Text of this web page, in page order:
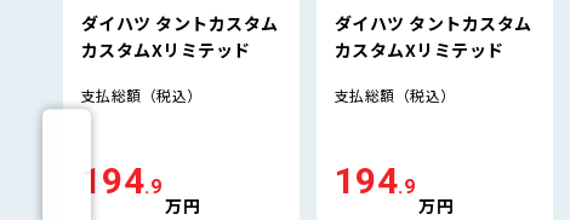
ダイハツ タントカスタム
カスタムXリミテッド
支払総額 （税込）
194.9
万円
ダイハツ タントカスタム
カスタムXリミテッド
支払総額 （税込）
194.9
万円